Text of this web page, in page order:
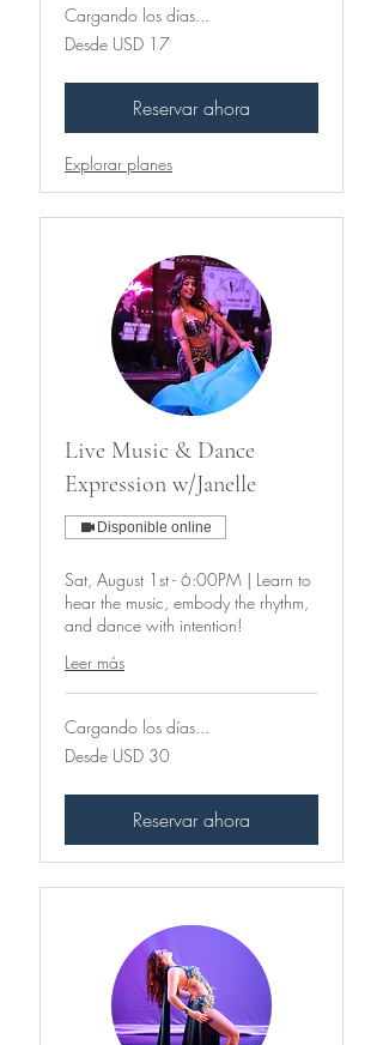
Cargando los días...
Desde
17
Desde USD 17
Reservar ahora
Explorar planes
Live Music & Dance
Expression w/Janelle
Disponible online
Sat, August 1st - 6:00PM | Learn to
hear the music, embody the rhythm,
and dance with intention!
Leer más
Cargando los días...
Desde
30
Desde USD 30
Reservar ahora